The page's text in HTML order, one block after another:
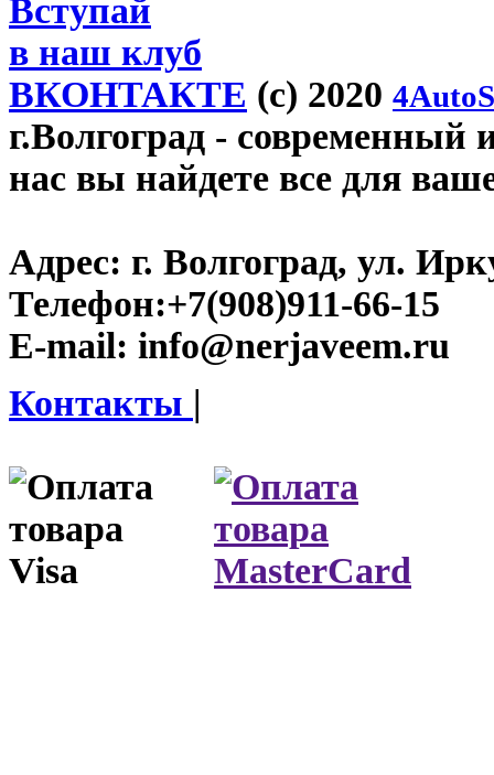
Вступай
в наш клуб
ВКОНТАКТЕ (c) 2020
г.Волгоград - современный
нас вы найдете все для
Адрес: г. Волгоград, ул.
Телефон:+7(908)911-66-15
E-mail: info@nerjaveem.ru
Контакты |